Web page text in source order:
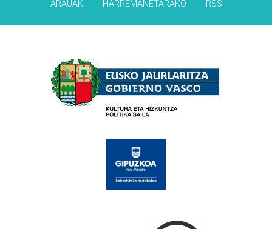
ARAUAK HARREMANETARAKO RSS